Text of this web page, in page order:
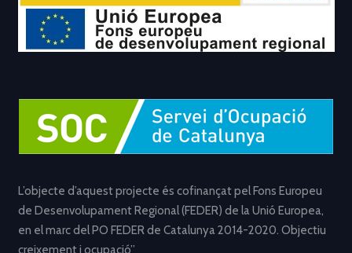
L’objecte d’aquest projecte és cofinançat pel Fons Europeu
de Desenvolupament Regional (FEDER) de la Unió Europea,
en el marc del PO FEDER de Catalunya 2014-2020. Objectiu
creixement i ocupació”